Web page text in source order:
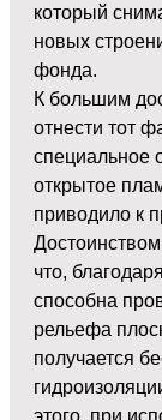
который
новых
фонда.
К большим
отнести тот
специальное
открытое
приводило к
что,
способна
рельефа
получается
этого, при